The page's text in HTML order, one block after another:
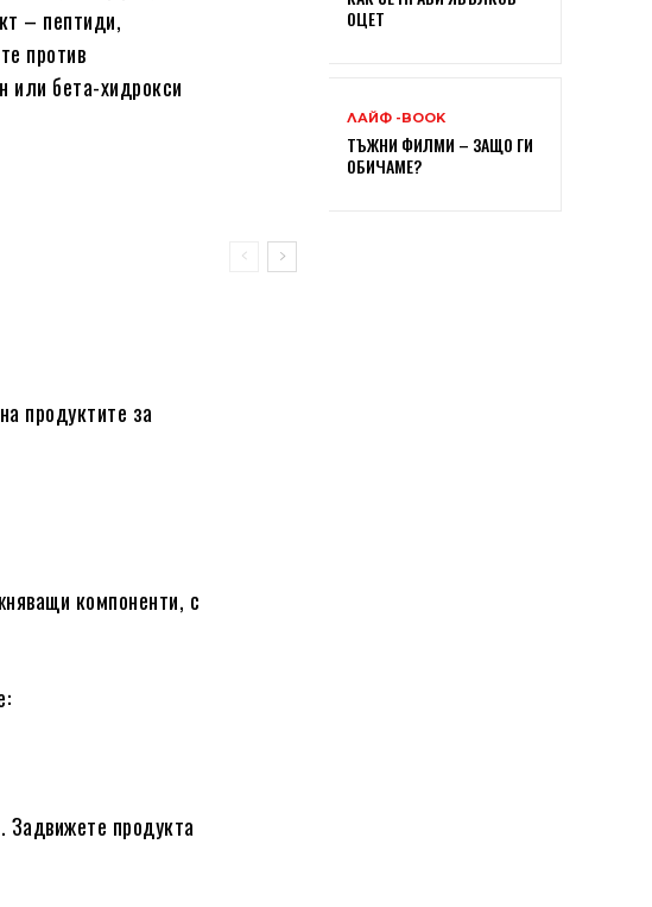
– пептиди,
против
или бета-хидрокси
продуктите за
компоненти, с
Задвижете продукта
ОЦЕТ
ЛАЙФ -BOOK
ТЪЖНИ ФИЛМИ – ЗАЩО ГИ
ОБИЧАМЕ?